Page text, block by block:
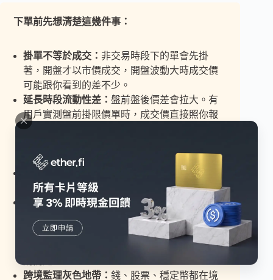
下單前先想清楚這幾件事：
掛單不等於成交： 非交易時段下的單會先掛
著，開盤才以市價成交，開盤波動大時成交價
可能跟你看到的差不少。
延長時段流動性差： 盤前盤後價差會拉大。有
用戶實測盤前掛限價單時，成交價直接照你報
的限價走，溢價被做市商吃掉，磨損可能比手
理）。
股息要扣稅：
台灣沒跟美國簽租稅協定，股息
一般被預扣 30%，買高股息標的先算進去。
投票權走代理投票：幣安已開放符合資格的持
有人參與代理投票，公司發起投票時會以電郵
和站內信通知，但你仍是受益持有人而非登記
股東，能投的議案與資格依各公司及記錄日規
跨境監理灰色地帶： 錢、股票、穩定幣都在境